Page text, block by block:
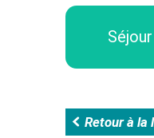
Retour à la